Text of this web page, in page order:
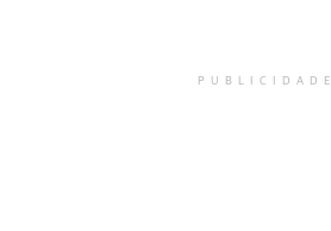
PUBLICIDADE